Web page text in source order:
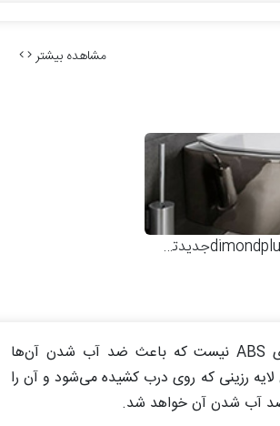
مشاهده بیشتر
.dimondplus{fill:#61adbd;}جدیدترین مدل‌های وال هنگ
این ساختار درب‌های ABS نیست که باعث ضد آب شدن آن‌ها
رزینی که روی درب کشیده می‌شود و آن را
آب شدن آن خواهد شد.